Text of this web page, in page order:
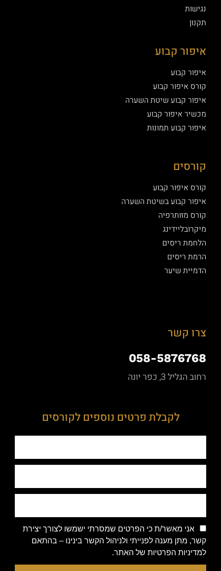
נגישות
תקנון
איפור קבוע
איפור קבוע
קורס איפור קבוע
איפור קבוע שיטת השערה
מכשיר איפור קבוע
איפור קבוע תמונות
קורסים
קורס איפור קבוע
איפור קבוע בשיטת השערה
קורס מזותרפיה
מיקרובליידינג
הלחמת ריסים
הרמת ריסים
הדמיית שיער
צרו קשר
058-5876768
רחוב הגליל 3, כפר יונה
לקבלת פרטים נוספים לקורסים
אני מאשר/ת כי הפרטים שמסרתי ישמשו לצורך יצירת
קשר, מתן מענה לפנייתי ולניהול הקשר בינינו – בהתאם
למדיניות הפרטיות של האתר.